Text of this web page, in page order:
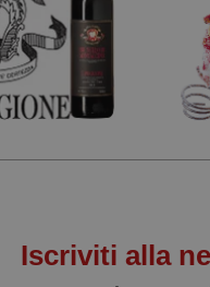
Iscriviti alla